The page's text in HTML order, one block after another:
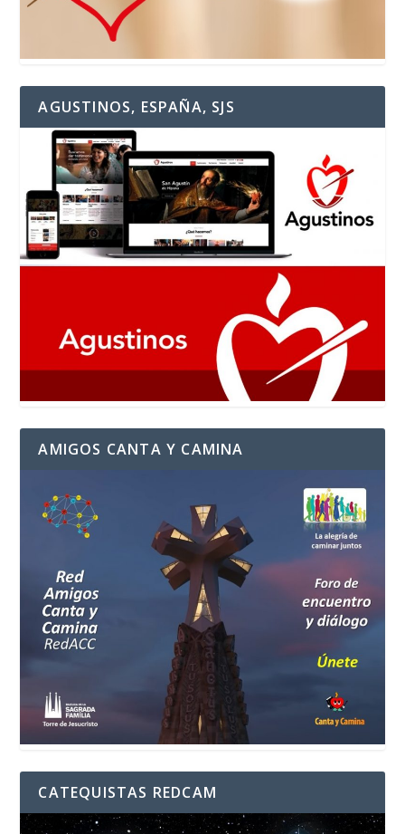
AGUSTINOS, ESPAÑA, SJS
AMIGOS CANTA Y CAMINA
CATEQUISTAS REDCAM